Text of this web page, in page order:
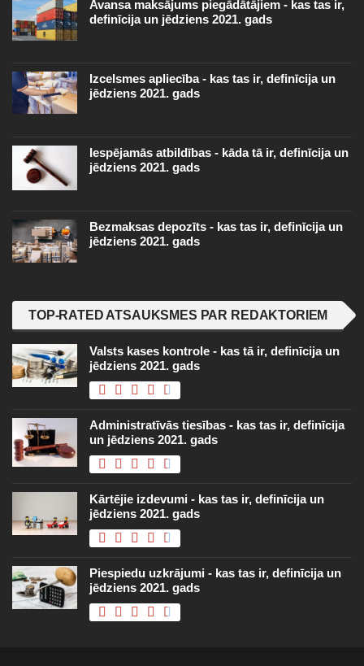
Avansa maksājums piegādātājiem - kas tas ir,
definīcija un jēdziens 2021. gads
Izcelsmes apliecība - kas tas ir, definīcija un
jēdziens 2021. gads
Iespējamās atbildības - kāda tā ir, definīcija un
jēdziens 2021. gads
Bezmaksas depozīts - kas tas ir, definīcija un
jēdziens 2021. gads
TOP-RATED ATSAUKSMES PAR REDAKTORIEM
Valsts kases kontrole - kas tā ir, definīcija un
jēdziens 2021. gads
Administratīvās tiesības - kas tas ir, definīcija
un jēdziens 2021. gads
Kārtējie izdevumi - kas tas ir, definīcija un
jēdziens 2021. gads
Piespiedu uzkrājumi - kas tas ir, definīcija un
jēdziens 2021. gads